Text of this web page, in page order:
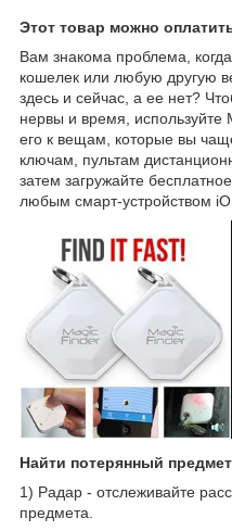
Этот товар можно
Вам знакома проблема,
кошелек или любую другую
здесь и сейчас, а ее нет?
нервы и время, используйте
его к вещам, которые вы
ключам, пультам
затем загружайте
любым смарт-устройством
Найти потерянный
1) Радар - отслеживайте
предмета.